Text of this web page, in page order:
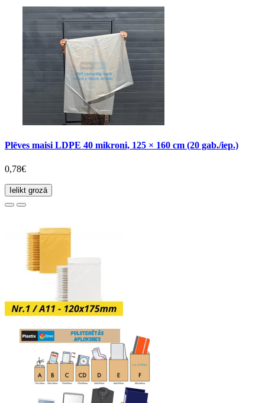
Plēves maisi LDPE 40 mikroni, 125 × 160 cm (20 gab./iep.)
0,78€
Ielikt grozā